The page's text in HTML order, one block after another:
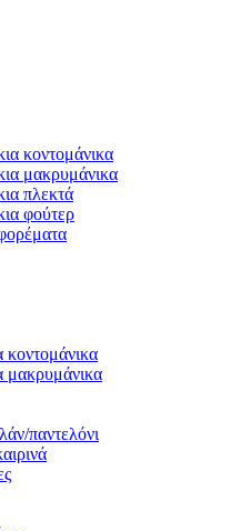
κοντομάνικα
μακρυμάνικα
πλεκτά
φούτερ
μακρυμάνικα
παντελόνι